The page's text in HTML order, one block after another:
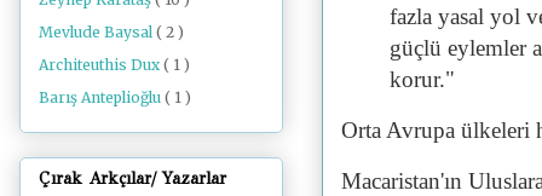
fazla yasal yol
güçlü eylemler
korur."
Orta Avrupa ülkeleri
Macaristan'ın
Mevlude Baysal ( 2 )
Architeuthis Dux ( 1 )
Barış Anteplioğlu ( 1 )
Çırak Arkçılar/ Yazarlar